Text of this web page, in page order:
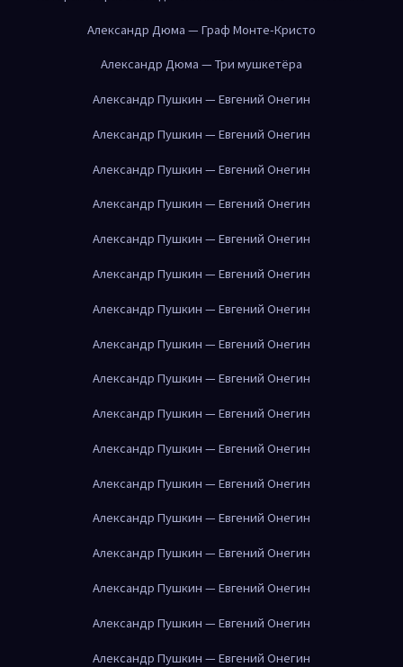
Александр Дюма — Граф Монте-Кристо
Александр Дюма — Три мушкетёра
Александр Пушкин — Евгений Онегин
Александр Пушкин — Евгений Онегин
Александр Пушкин — Евгений Онегин
Александр Пушкин — Евгений Онегин
Александр Пушкин — Евгений Онегин
Александр Пушкин — Евгений Онегин
Александр Пушкин — Евгений Онегин
Александр Пушкин — Евгений Онегин
Александр Пушкин — Евгений Онегин
Александр Пушкин — Евгений Онегин
Александр Пушкин — Евгений Онегин
Александр Пушкин — Евгений Онегин
Александр Пушкин — Евгений Онегин
Александр Пушкин — Евгений Онегин
Александр Пушкин — Евгений Онегин
Александр Пушкин — Евгений Онегин
Александр Пушкин — Евгений Онегин